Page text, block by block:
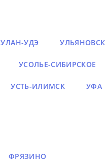
УЛАН-УДЭ УЛЬЯНОВСК
УСОЛЬЕ-СИБИРСКОЕ
УСТЬ-ИЛИМСК УФА
ФРЯЗИНО